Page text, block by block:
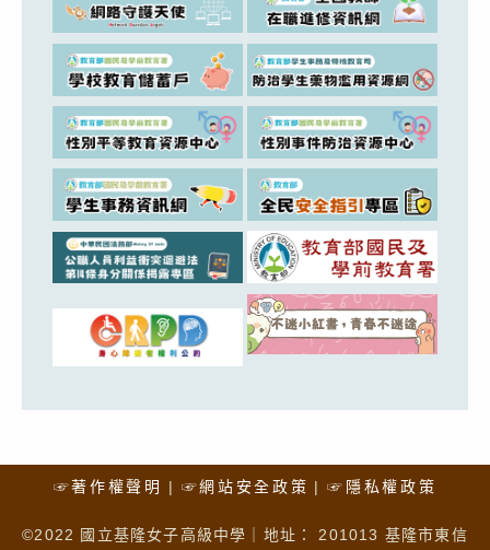
☞著作權聲明 ☞網站安全政策 ☞隱私權政策
©2022 國立基隆女子高級中學｜地址： 201013 基隆市東信